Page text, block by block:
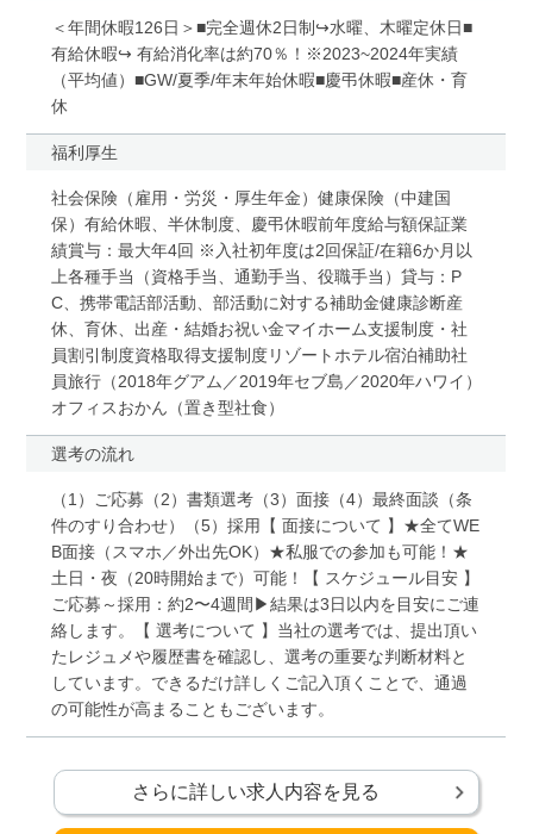
＜年間休暇126日＞■完全週休2日制↪水曜、木曜定休日■
有給休暇↪ 有給消化率は約70％！※2023~2024年実績
（平均値）■GW/夏季/年末年始休暇■慶弔休暇■産休・育
休
福利厚生
社会保険（雇用・労災・厚生年金）健康保険（中建国
保）有給休暇、半休制度、慶弔休暇前年度給与額保証業
績賞与：最大年4回 ※入社初年度は2回保証/在籍6か月以
上各種手当（資格手当、通勤手当、役職手当）貸与：P
C、携帯電話部活動、部活動に対する補助金健康診断産
休、育休、出産・結婚お祝い金マイホーム支援制度・社
員割引制度資格取得支援制度リゾートホテル宿泊補助社
員旅行（2018年グアム／2019年セブ島／2020年ハワイ）
オフィスおかん（置き型社食）
選考の流れ
（1）ご応募（2）書類選考（3）面接（4）最終面談（条
件のすり合わせ）（5）採用【 面接について 】★全てWE
B面接（スマホ／外出先OK）★私服での参加も可能！★
土日・夜（20時開始まで）可能！【 スケジュール目安 】
ご応募～採用：約2〜4週間▶結果は3日以内を目安にご連
絡します。【 選考について 】当社の選考では、提出頂い
たレジュメや履歴書を確認し、選考の重要な判断材料と
しています。できるだけ詳しくご記入頂くことで、通過
の可能性が高まることもございます。
さらに詳しい求人内容を見る